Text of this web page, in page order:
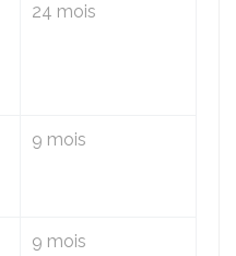
24 mois
9 mois
9 mois